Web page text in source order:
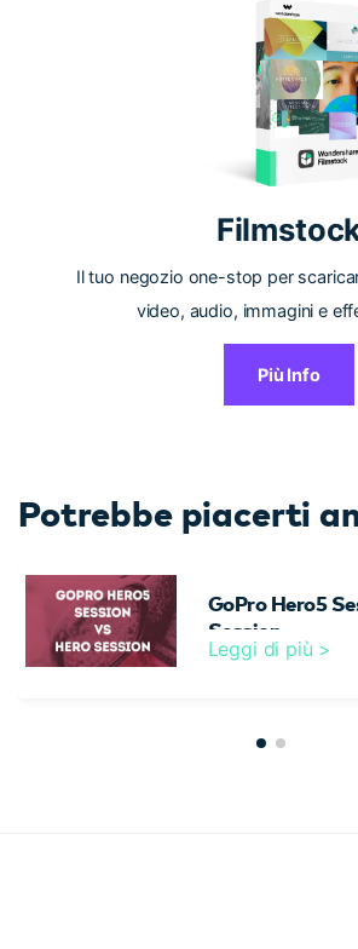
Il tuo negozio one-stop per
video, audio, immagini e
Più Info
Potrebbe piacerti
GoPro Hero5
Session
Leggi di più >